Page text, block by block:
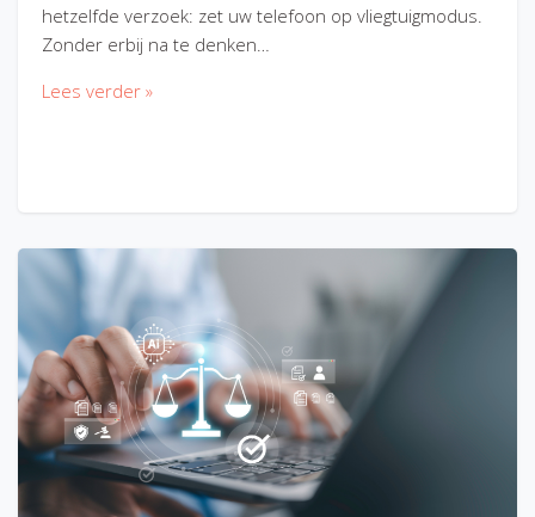
hetzelfde verzoek: zet uw telefoon op vliegtuigmodus.
Zonder erbij na te denken…
Lees verder »